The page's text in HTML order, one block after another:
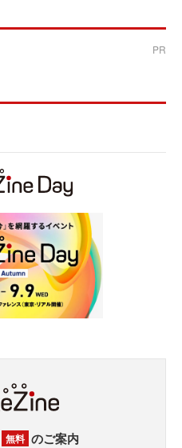
PR
無料 のご案内